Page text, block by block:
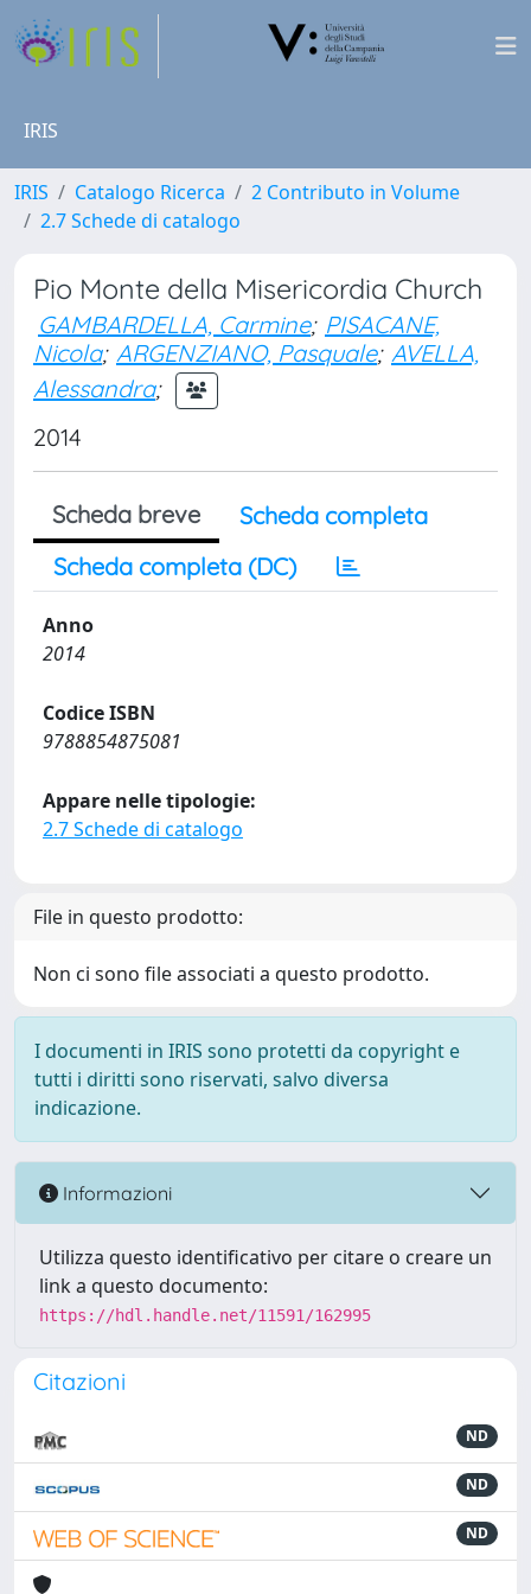
IRIS
IRIS Catalogo Ricerca
2 Contributo in Volume
2.7 Schede di catalogo
Pio Monte della Misericordia Church
GAMBARDELLA, Carmine; PISACANE,
Nicola; ARGENZIANO, Pasquale; AVELLA,
Alessandra;
2014
Scheda breve
Scheda completa
Scheda completa (DC)
Anno
2014
Codice ISBN
9788854875081
Appare nelle tipologie:
2.7 Schede di catalogo
File in questo prodotto:
Non ci sono file associati a questo prodotto.
I documenti in IRIS sono protetti da copyright e
tutti i diritti sono riservati, salvo diversa
indicazione.
Informazioni
Utilizza questo identificativo per citare o creare un
link a questo documento:
https://hdl.handle.net/11591/162995
Citazioni
ND
ND
ND